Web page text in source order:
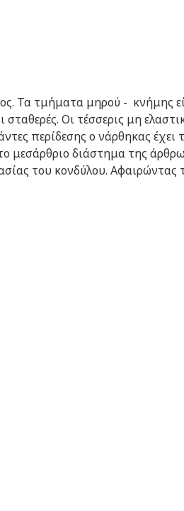
Τα τμήματα μηρού - κνήμης
Οι τέσσερις μη
περίδεσης ο νάρθηκας έχει
μεσάρθριο διάστημα της
του κονδύλου.